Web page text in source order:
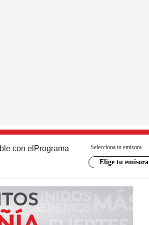
con el Programa Selecciona tu emisora
Elige tu emisora